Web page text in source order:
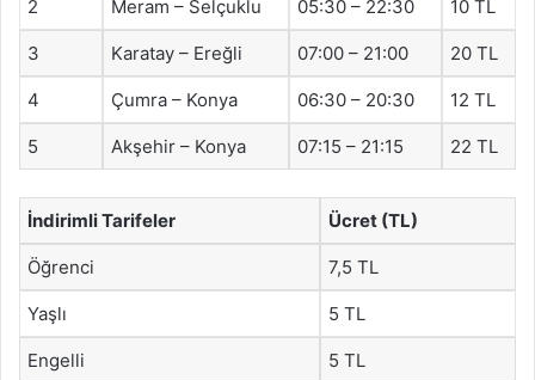
2 Meram – Selçuklu 05:30 – 22:30 10 TL
3 Karatay – Ereğli 07:00 – 21:00 20 TL
4 Çumra – Konya 06:30 – 20:30 12 TL
5 Akşehir – Konya 07:15 – 21:15 22 TL
İndirimli Tarifeler Ücret (TL)
Öğrenci 7,5 TL
Yaşlı 5 TL
Engelli 5 TL